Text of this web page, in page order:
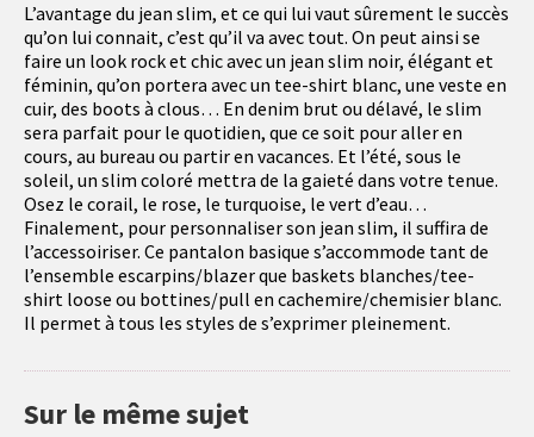
L’avantage du jean slim, et ce qui lui vaut sûrement le succès
qu’on lui connait, c’est qu’il va avec tout. On peut ainsi se
faire un look rock et chic avec un jean slim noir, élégant et
féminin, qu’on portera avec un tee-shirt blanc, une veste en
cuir, des boots à clous… En denim brut ou délavé, le slim
sera parfait pour le quotidien, que ce soit pour aller en
cours, au bureau ou partir en vacances. Et l’été, sous le
soleil, un slim coloré mettra de la gaieté dans votre tenue.
Osez le corail, le rose, le turquoise, le vert d’eau…
Finalement, pour personnaliser son jean slim, il suffira de
l’accessoiriser. Ce pantalon basique s’accommode tant de
l’ensemble escarpins/blazer que baskets blanches/tee-
shirt loose ou bottines/pull en cachemire/chemisier blanc.
Il permet à tous les styles de s’exprimer pleinement.
Sur le même sujet